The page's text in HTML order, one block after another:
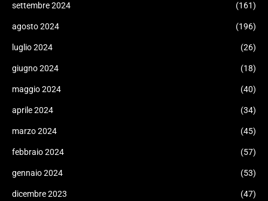
settembre 2024 (161)
agosto 2024 (196)
luglio 2024 (26)
giugno 2024 (18)
maggio 2024 (40)
aprile 2024 (34)
marzo 2024 (45)
febbraio 2024 (57)
gennaio 2024 (53)
dicembre 2023 (47)